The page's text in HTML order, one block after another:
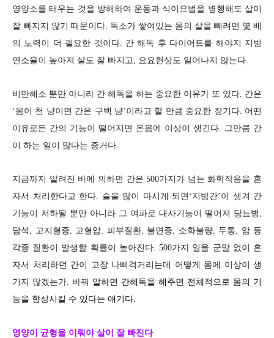
영양소를 태우는 것을 방해하여 운동과 식이요법을 병행해도 살이
잘 빠지지 않기 때문이다. 독소가 쌓여있는 몸의 살을 빼려면 몇 배
의 노력이 더 필요한 것이다. 간 해독 후 다이어트를 해야지 지 방
연소율이 높아져 살도 잘 빠지고, 요요현상도 일어나지 않는다.
비만해소 뿐만 아니라 간 해독을 하는 중요한 이유가 또 있다. 간은
‘몸이 천 냥이면 간은 구백 냥’이라고 할 만큼 중요한 장기다. 어떤
이유로든 간의 기능이 떨어지면 온몸에 이상이 생긴다. 그만큼 간
이 하는 일이 많다는 증거다.
지금까지 알려진 바에 의하면 간은 500가지가 넘는 화학작용을 혼
자서 처리 한다고 한다. 술을 많이 마시게 되면‘지방간’이 생겨 간
기능이 저하될 뿐만 아니라 그 여파로 대사기능이 떨어져 당뇨병,
담석, 고지혈증, 고혈압, 피부질 환, 불면증, 소화불량, 두통, 암 등
각종 질환이 발생할 확률이 높아진다. 500가지 일을 군말 없이 혼
자서 처리하던 간이 고장 나삐걱거리는데 어떻게 몸에 이상이 생
기지 않겠는가. 바꿔 말하면 간해독을 해주면 전체적으로 몸의 기
능을 향상시킬 수 있다는 얘기다.
영양이 균형을 이뤄야 살이 잘 빠진다